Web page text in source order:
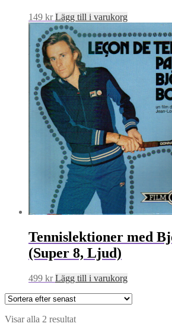
149 kr Lägg till i varukorg
Tennislektioner med
(Super 8, Ljud)
499 kr Lägg till i varukorg
Visar alla 2 resultatSortera